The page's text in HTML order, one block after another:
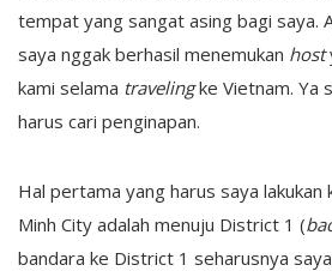
tempat yang sangat asing bagi saya.
saya nggak berhasil menemukan host
kami selama travelingke Vietnam. Ya
harus cari penginapan.
Hal pertama yang harus saya lakukan
Minh City adalah menuju District 1 (
bandara ke District 1 seharusnya